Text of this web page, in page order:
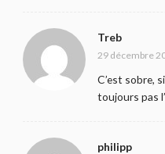
Treb
29 décembre
C’est sobre,
toujours pas
philipp